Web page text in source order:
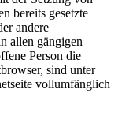
bereits gesetzte
andere
allen gängigen
Person die
sind unter
vollumfänglich